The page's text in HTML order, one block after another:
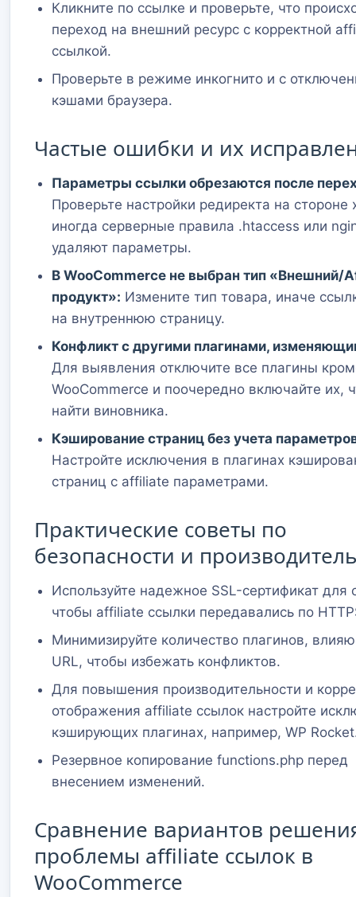
Кликните по ссылке и проверьте, что
переход на внешний ресурс с корректной
ссылкой.
Проверьте в режиме инкогнито и с
кэшами браузера.
Частые ошибки и их
Параметры ссылки обрезаются после
Проверьте настройки редиректа на стороне
иногда серверные правила .htaccess или
удаляют параметры.
В WooCommerce не выбран тип «Внешний/
продукт»: Измените тип товара, иначе
на внутреннюю страницу.
Конфликт с другими плагинами,
Для выявления отключите все плагины
WooCommerce и поочередно включайте их,
найти виновника.
Кэширование страниц без учета
Настройте исключения в плагинах
страниц с affiliate параметрами.
Практические советы по
безопасности и
Используйте надежное SSL-сертификат для
чтобы affiliate ссылки передавались по
Минимизируйте количество плагинов,
URL, чтобы избежать конфликтов.
Для повышения производительности и
отображения affiliate ссылок настройте
кэширующих плагинах, например, WP
Резервное копирование functions.php перед
внесением изменений.
Сравнение вариантов
проблемы affiliate ссылок в
WooCommerce